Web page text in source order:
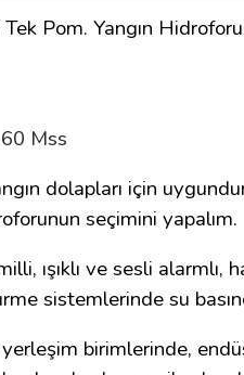
Pom. Yangın
Mss
dolapları için
seçimini yapalım.
ışıklı ve sesli alarmlı,
sistemlerinde su
yerleşim birimlerinde,